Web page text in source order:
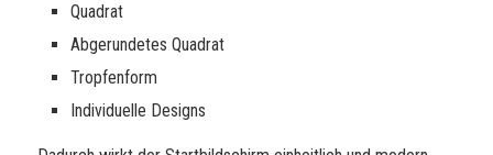
Quadrat
Abgerundetes Quadrat
Tropfenform
Individuelle Designs